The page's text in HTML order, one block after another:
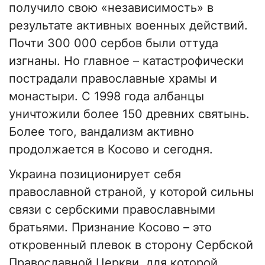
получило свою «независимость» в
результате активных военных действий.
Почти 300 000 сербов были оттуда
изгнаны. Но главное – катастрофически
пострадали православные храмы и
монастыри. С 1998 года албанцы
уничтожили более 150 древних святынь.
Более того, вандализм активно
продолжается в Косово и сегодня.
Украина позиционирует себя
православной страной, у которой сильны
связи с сербскими православными
братьями. Признание Косово – это
откровенный плевок в сторону Сербской